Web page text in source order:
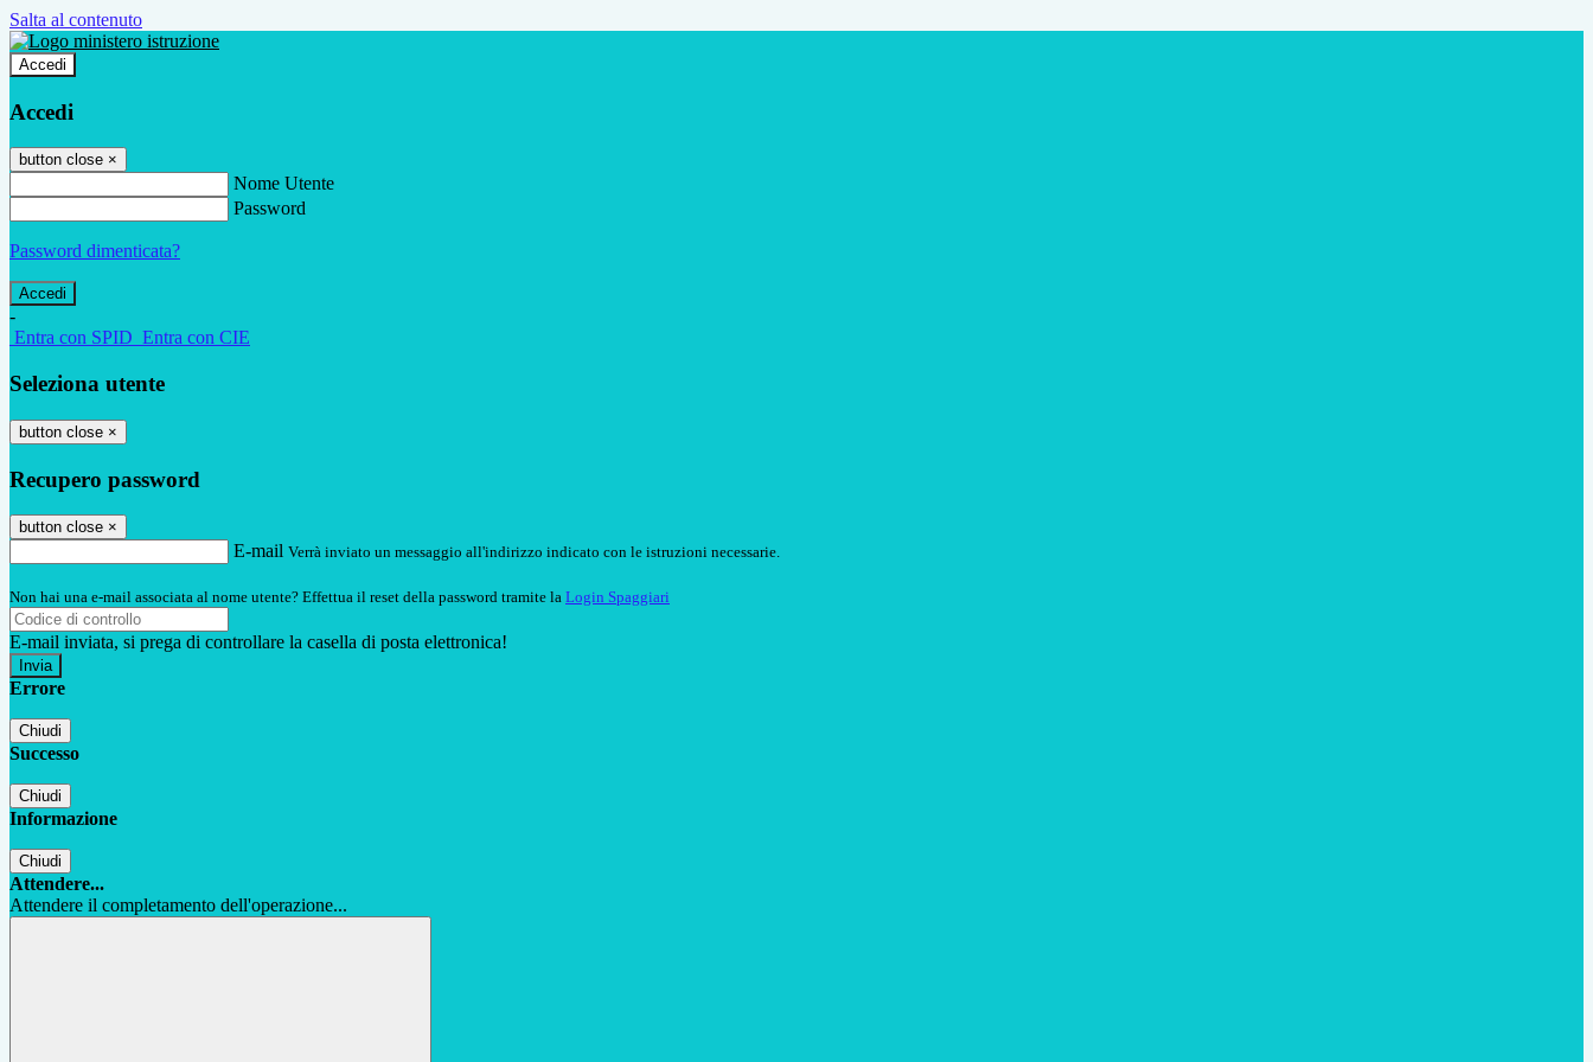
Salta al contenuto
Accedi
Accedi
button close ×
Nome Utente
Password
Password dimenticata?
-
Entra con SPID Entra con CIE
Seleziona utente
button close ×
Recupero password
button close ×
E-mail Verrà inviato un messaggio all'indirizzo indicato con le istruzioni necessarie.
Non hai una e-mail associata al nome utente? Effettua il reset della password tramite la Login Spaggiari
E-mail inviata, si prega di controllare la casella di posta elettronica!
Errore
Chiudi
Successo
Chiudi
Informazione
Chiudi
Attendere...
Attendere il completamento dell'operazione...